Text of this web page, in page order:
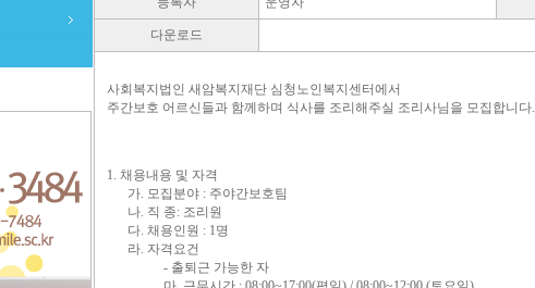
다운로드
사회복지법인 새암복지재단 심청노인복지센터에서
주간보호 어르신들과 함께하며 식사를 조리해주실 조리사님을 모집합니다.
1. 채용내용 및 자격
가. 모집분야 : 주야간보호팀
나. 직 종: 조리원
다. 채용인원 : 1명
라. 자격요건
- 출퇴근 가능한 자